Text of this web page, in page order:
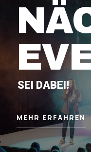
SEI DABEI!
MEHR ERFAHREN